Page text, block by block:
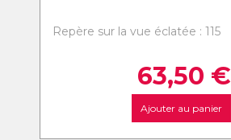
Repère sur la vue éclatée : 115
63,50 €
Ajouter au panier